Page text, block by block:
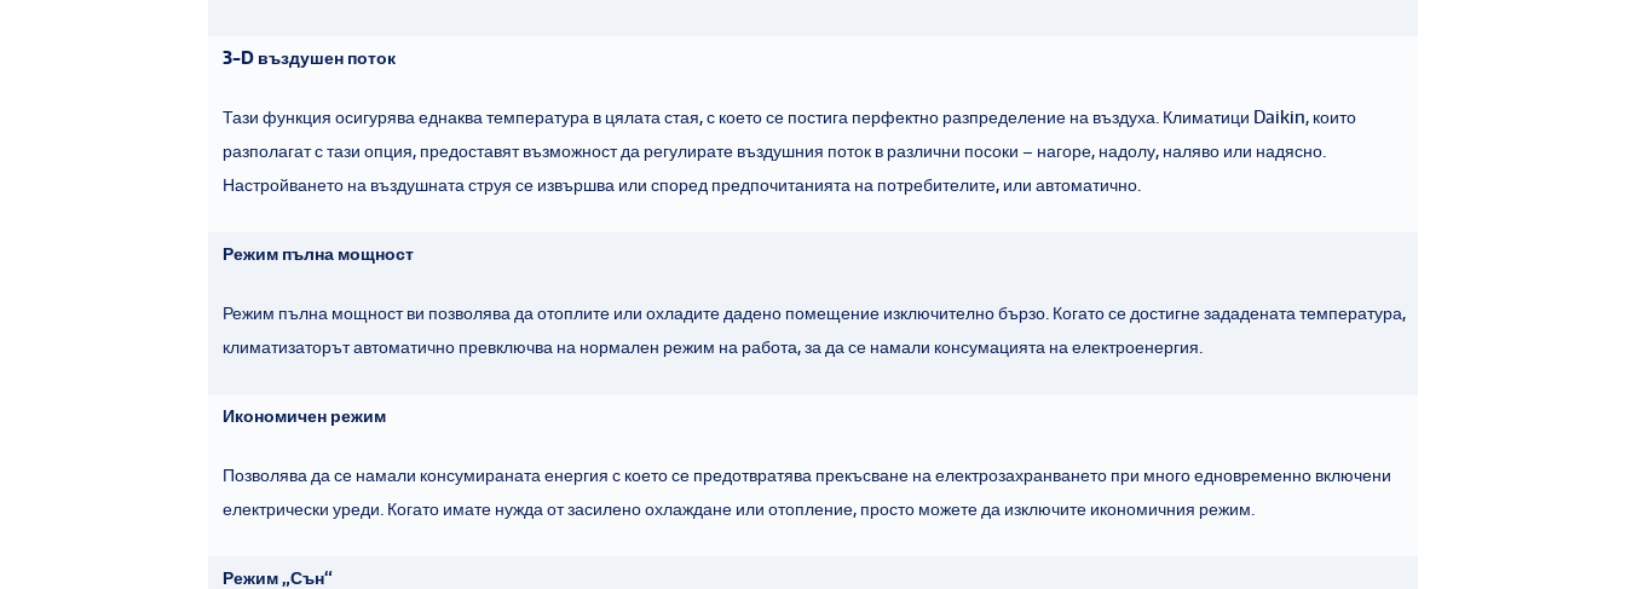
3-D въздушен поток
Тази функция осигурява еднаква температура в цялата стая, с което се постига перфектно разпределение на въздуха. Климатици Daikin, които
разполагат с тази опция, предоставят възможност да регулирате въздушния поток в различни посоки – нагоре, надолу, наляво или надясно.
Настройването на въздушната струя се извършва или според предпочитанията на потребителите, или автоматично.
Режим пълна мощност
Режим пълна мощност ви позволява да отоплите или охладите дадено помещение изключително бързо. Когато се достигне зададената температура,
климатизаторът автоматично превключва на нормален режим на работа, за да се намали консумацията на електроенергия.
Икономичен режим
Позволява да се намали консумираната енергия с което се предотвратява прекъсване на електрозахранването при много едновременно включени
електрически уреди. Когато имате нужда от засилено охлаждане или отопление, просто можете да изключите икономичния режим.
Режим „Сън“